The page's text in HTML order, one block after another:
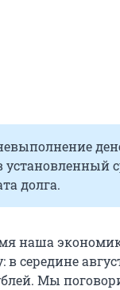
установленный
долга.
наша
в середине
Мы